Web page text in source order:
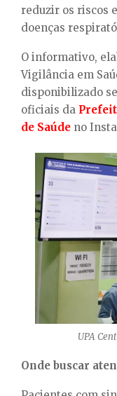
reduzir os riscos
doenças
O informativo,
Vigilância em
disponibilizado
oficiais da
de Saúde no
UPA
Onde buscar